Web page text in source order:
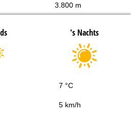
3.800 m
's Nachts
7 °C
5 km/h